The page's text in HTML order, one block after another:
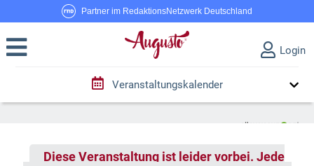
Partner im RedaktionsNetzwerk Deutschland
Login
Veranstaltungskalender
Diese Veranstaltung ist leider vorbei. Jede